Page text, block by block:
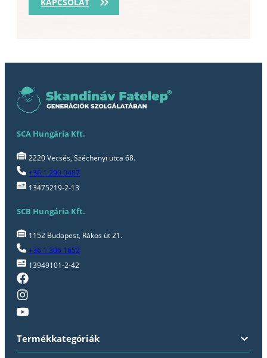
SCA Hungária Kft.
2220 Vecsés, Széchenyi utca 68.
+36 1 290 0487
13475219-2-13
SCB Hungária Kft.
1152 Budapest, Rákos út 21.
+36 1 306 1652
13949101-2-42
Termékkategóriák